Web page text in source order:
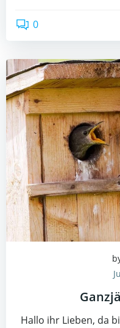
0
Hallo ihr Lieben, da